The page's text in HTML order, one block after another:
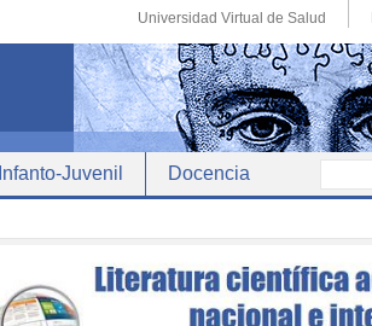
Universidad Virtual de Salud
Juvenil Docencia